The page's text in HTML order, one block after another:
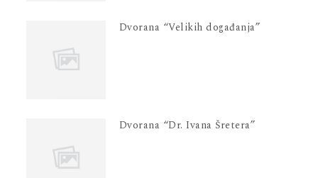
Dvorana “Velikih događanja”
Dvorana “Dr. Ivana Šretera”